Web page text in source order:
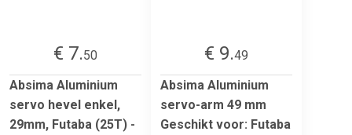
€ 7.50
Absima Aluminium
servo hevel enkel,
29mm, Futaba (25T) -
€ 9.49
Absima Aluminium
servo-arm 49 mm
Geschikt voor: Futaba